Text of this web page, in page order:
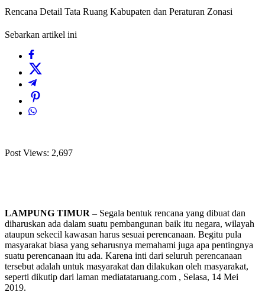
Rencana Detail Tata Ruang Kabupaten dan Peraturan Zonasi
Sebarkan artikel ini
Post Views: 2,697
LAMPUNG TIMUR –Segala bentuk rencana yang dibuat dan
diharuskan ada dalam suatu pembangunan baik itu negara, wilayah
ataupun sekecil kawasan harus sesuai perencanaan. Begitu pula
masyarakat biasa yang seharusnya memahami juga apa pentingnya
suatu perencanaan itu ada. Karena inti dari seluruh perencanaan
tersebut adalah untuk masyarakat dan dilakukan oleh masyarakat,
seperti dikutip dari laman mediatataruang.com , Selasa, 14 Mei
2019.